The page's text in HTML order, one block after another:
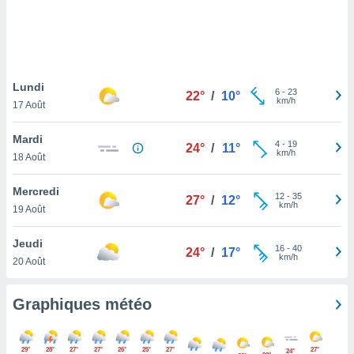
de
cas,
que
la
et que
Lundi
17 Août
22° / 10° 6- 23
km/h
Mardi
18 Août
24° / 11° 4- 19
km/h
Mercredi
19 Août
27° / 12° 12- 35
km/h
Jeudi
20 Août
24° / 17° 16- 40
km/h
Graphiques météo
29° 28° 27° 27° 26° 25°
27°
24° 27°